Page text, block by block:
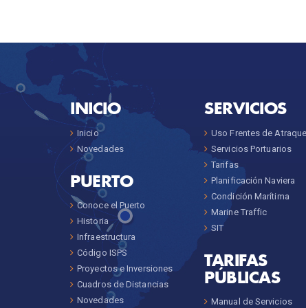
INICIO
Inicio
Novedades
PUERTO
Conoce el Puerto
Historia
Infraestructura
Código ISPS
Proyectos e Inversiones
Cuadros de Distancias
Novedades
SERVICIOS
Uso Frentes de Atraque
Servicios Portuarios
Tarifas
Planificación Naviera
Condición Marítima
Marine Traffic
SIT
TARIFAS
PÚBLICAS
Manual de Servicios